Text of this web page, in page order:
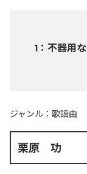
1 ： 不器用な
ジャンル： 歌謡曲
栗原 功